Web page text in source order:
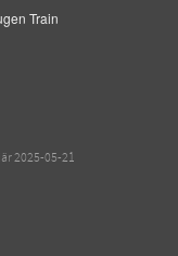
Train
2025-05-21